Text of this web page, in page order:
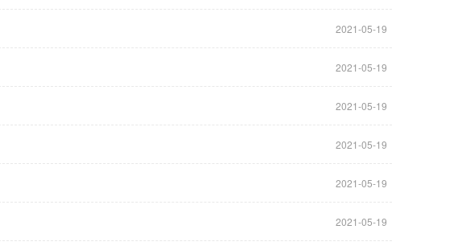
2021-05-19
2021-05-19
2021-05-19
2021-05-19
2021-05-19
2021-05-19